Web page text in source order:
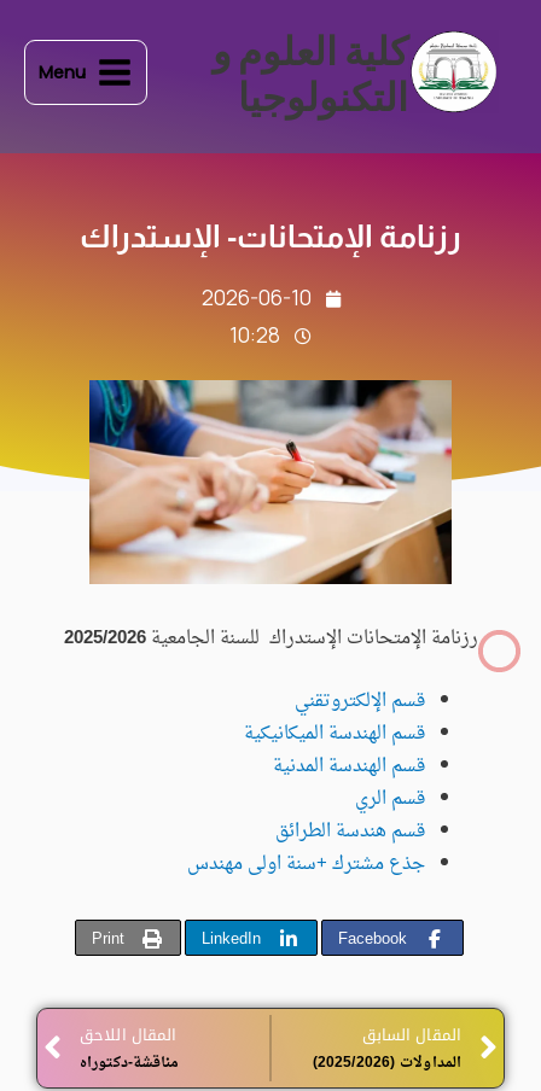
كلية العلوم و
التكنولوجيا
Menu
Menu
رزنامة الإمتحانات- الإستدراك
2026-06-10
10:28
رزنامة الإمتحانات الإستدراك للسنة الجامعية2025/2026
قسم الإلكتروتقني
قسم الهندسة الميكانيكية
قسم الهندسة المدنية
قسم الري
قسم هندسة الطرائق
جذع مشترك +سنة اولى مهندس
Facebook
LinkedIn
Print
المقال السابق
المداولات (2025/2026)
المقال اللاحق
مناقشة-دكتوراه
Next